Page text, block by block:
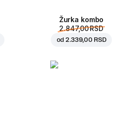
Žurka kombo
2.847,00 RSD
od2.339,00 RSD